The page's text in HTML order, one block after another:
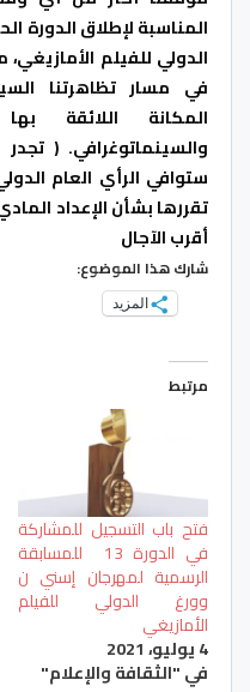
المناسبة لإطلاق الدورة
الدولي للفيلم
في مسار تظاهرتنا
المكانة اللائقة
والسينماتوغرافي. ( تجدر
ستوافي الرأي العام
أقرب الآجال
شارك هذا الموضوع:
المزيد
مرتبط
فتح باب التسجيل للمشاركة
في الدورة 13 للمسابقة
الرسمية لمهرجان إسني ن
وورغ الدولي للفيلم
الأمازيغي
4 يوليو، 2021
في "الثقافة والإعلام"